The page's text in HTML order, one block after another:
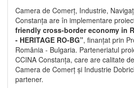
Camera de Comerț, Industrie,
Constanța are în implementare
friendly cross-border economy in
- HERITAGE RO-BG”, finanțat prin
România - Bulgaria. Parteneriatul
CCINA Constanța, care are calitate
Camera de Comerț și Industrie
partener.